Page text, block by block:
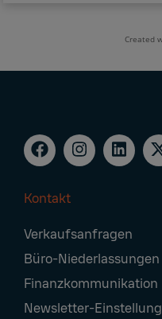
Created
Navigation
Kontakt
Verkaufsanfragen
Büro-Niederlassungen
Finanzkommunikation
Newsletter-